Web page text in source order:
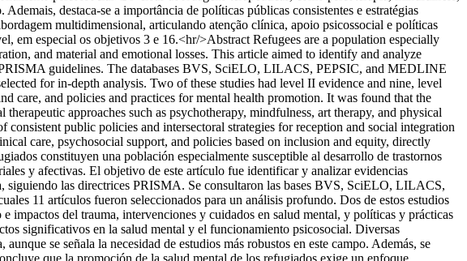
destaca-se a importância de políticas públicas consistentes e estratégias
multidimensional, articulando atenção clínica, apoio psicossocial e políticas
em especial os objetivos 3 e 16.<hr/>Abstract Refugees are a population especially
and material and emotional losses. This article aimed to identify and analyze
guidelines. The databases BVS, SciELO, LILACS, PEPSIC, and MEDLINE
for in-depth analysis. Two of these studies had level II evidence and nine, level
care, and policies and practices for mental health promotion. It was found that the
approaches such as psychotherapy, mindfulness, art therapy, and physical
public policies and intersectoral strategies for reception and social integration
care, psychosocial support, and policies based on inclusion and equity, directly
constituyen una población especialmente susceptible al desarrollo de trastornos
y afectivas. El objetivo de este artículo fue identificar y analizar evidencias
siguiendo las directrices PRISMA. Se consultaron las bases BVS, SciELO, LILACS,
11 artículos fueron seleccionados para un análisis profundo. Dos de estos estudios
del trauma, intervenciones y cuidados en salud mental, y políticas y prácticas
significativos en la salud mental y el funcionamiento psicosocial. Diversas
se señala la necesidad de estudios más robustos en este campo. Además, se
que la promoción de la salud mental de los refugiados exige un enfoque